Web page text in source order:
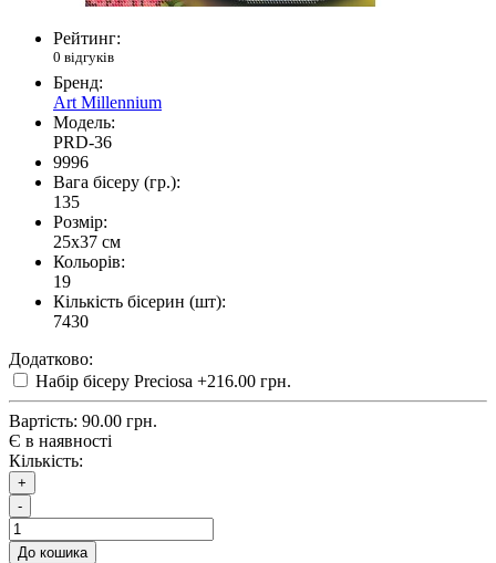
Рейтинг:
0 відгуків
Бренд:
Art Millennium
Модель:
PRD-36
9996
Вага бісеру (гр.):
135
Розмір:
25x37 см
Кольорів:
19
Кількість бісерин (шт):
7430
Додатково:
Набір бісеру Preciosa +216.00 грн.
Вартість: 90.00 грн.
Є в наявності
Кількість:
+
-
До кошика